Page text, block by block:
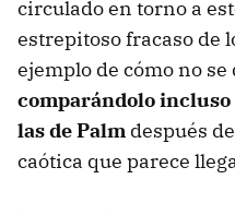
circulado en torno a
estrepitoso fracaso de
ejemplo de cómo no se
comparándolo
las de Palm después
caótica que parece